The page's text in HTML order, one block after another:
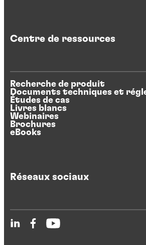
Centre de ressources
Recherche de produit
Documents techniques et
Études de cas
Livres blancs
Webinaires
Brochures
eBooks
Réseaux sociaux